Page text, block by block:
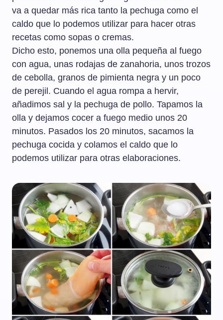
va a quedar más rica tanto la pechuga como el
caldo que lo podemos utilizar para hacer otras
recetas como sopas o cremas.
Dicho esto, ponemos una olla pequeña al fuego
con agua, unas rodajas de zanahoria, unos trozos
de cebolla, granos de pimienta negra y un poco
de perejil. Cuando el agua rompa a hervir,
añadimos sal y la pechuga de pollo. Tapamos la
olla y dejamos cocer a fuego medio unos 20
minutos. Pasados los 20 minutos, sacamos la
pechuga cocida y colamos el caldo que lo
podemos utilizar para otras elaboraciones.